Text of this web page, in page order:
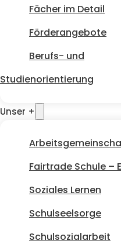
Fächer im Detail
Förderangebote
Berufs- und
Studienorientierung
Unser +
Fairtrade Schule –
Soziales Lernen
Schulseelsorge
Schulsozialarbeit